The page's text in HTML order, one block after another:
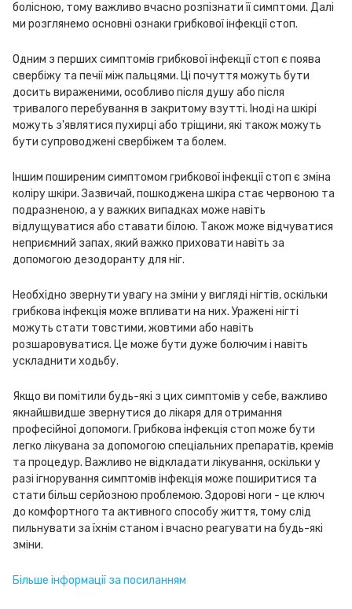
болісною, тому важливо вчасно розпізнати її симптоми. Далі
ми розглянемо основні ознаки грибкової інфекції стоп.
Одним з перших симптомів грибкової інфекції стоп є поява
свербіжу та печії між пальцями. Ці почуття можуть бути
досить вираженими, особливо після душу або після
тривалого перебування в закритому взутті. Іноді на шкірі
можуть з'являтися пухирці або тріщини, які також можуть
бути супроводжені свербіжем та болем.
Іншим поширеним симптомом грибкової інфекції стоп є зміна
коліру шкіри. Зазвичай, пошкоджена шкіра стає червоною та
подразненою, а у важких випадках може навіть
відлущуватися або ставати білою. Також може відчуватися
неприємний запах, який важко приховати навіть за
допомогою дезодоранту для ніг.
Необхідно звернути увагу на зміни у вигляді нігтів, оскільки
грибкова інфекція може впливати на них. Уражені нігті
можуть стати товстими, жовтими або навіть
розшаровуватися. Це може бути дуже болючим і навіть
ускладнити ходьбу.
Якщо ви помітили будь-які з цих симптомів у себе, важливо
якнайшвидше звернутися до лікаря для отримання
професійної допомоги. Грибкова інфекція стоп може бути
легко лікувана за допомогою спеціальних препаратів, кремів
та процедур. Важливо не відкладати лікування, оскільки у
разі ігнорування симптомів інфекція може поширитися та
стати більш серйозною проблемою. Здорові ноги - це ключ
до комфортного та активного способу життя, тому слід
пильнувати за їхнім станом і вчасно реагувати на будь-які
зміни.
Більше інформації за посиланням